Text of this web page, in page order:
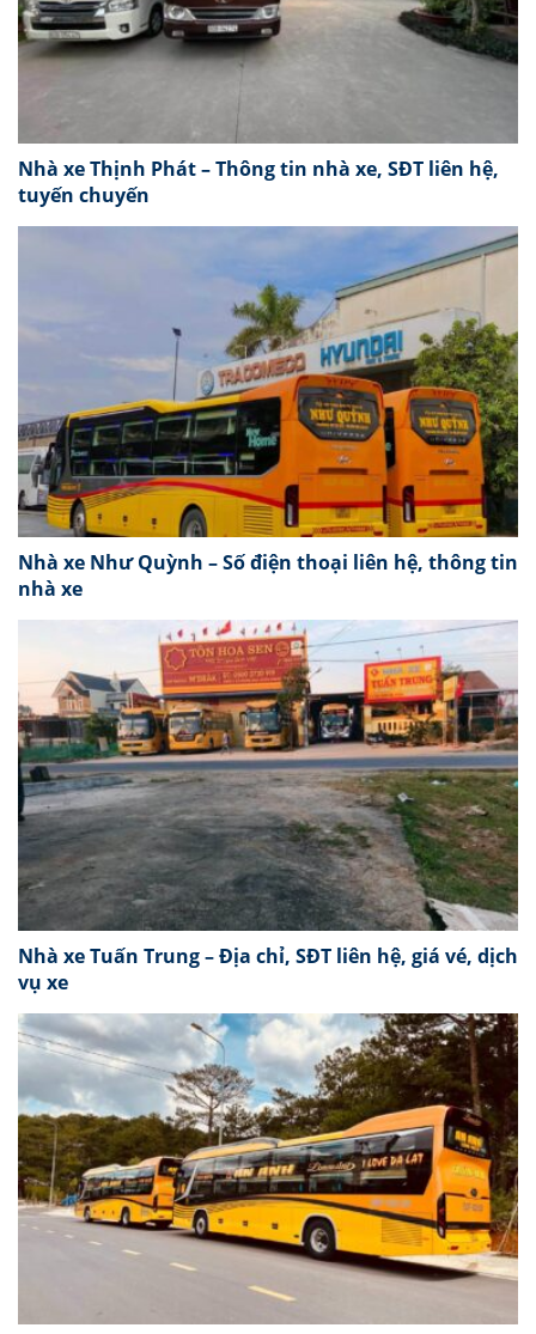
Nhà xe Thịnh Phát – Thông tin nhà xe, SĐT liên hệ,
tuyến chuyến
Nhà xe Như Quỳnh – Số điện thoại liên hệ, thông tin
nhà xe
Nhà xe Tuấn Trung – Địa chỉ, SĐT liên hệ, giá vé, dịch
vụ xe